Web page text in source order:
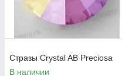
Стразы Crystal AB Preciosa
В наличии